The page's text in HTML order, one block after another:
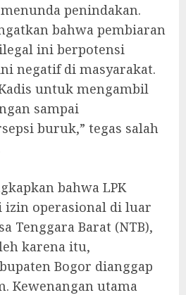
penindakan.
bahwa pembiaran
ini berpotensi
negatif di masyarakat.
untuk mengambil
sampai
buruk,” tegas salah
bahwa LPK
operasional di luar
Tenggara Barat (NTB),
karena itu,
Bogor dianggap
Kewenangan utama